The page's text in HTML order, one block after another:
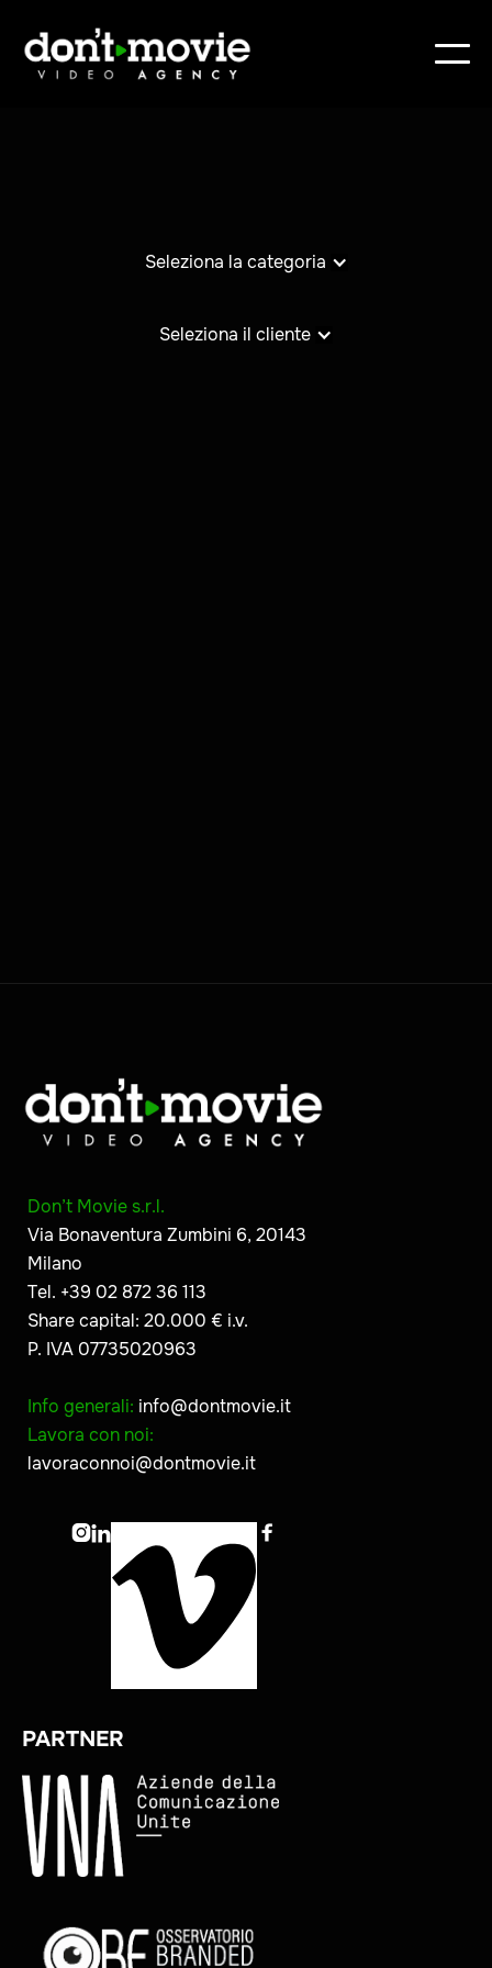
Seleziona la categoria
Seleziona il cliente
Don’t Movie s.r.l.
Via Bonaventura Zumbini 6, 20143
Milano
Tel. +39 02 872 36 113
Share capital: 20.000 € i.v.
P. IVA 07735020963
Info generali: info@dontmovie.it
Lavora con noi:
lavoraconnoi@dontmovie.it
 
PARTNER